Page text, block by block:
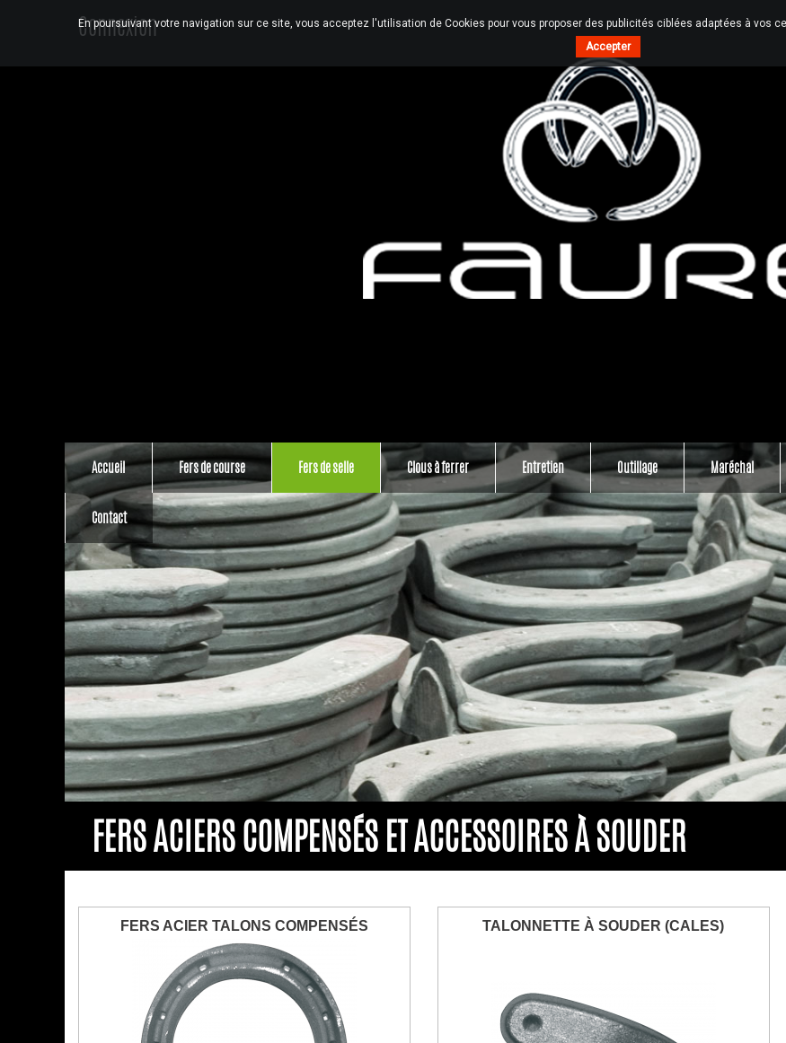
Connexion
Accueil Fers de course Fers de selle Clous à ferrer Entretien Outillage Maréchal
Contact
FERS ACIERS COMPENSÉS ET ACCESSOIRES À SOUDER
FERS ACIER TALONS COMPENSÉS TALONNETTE À SOUDER (CALES)
En poursuivant votre navigation sur ce site, vous acceptez l'utilisation de Cookies pour vous proposer des publicités ciblées adaptées à vos
Accepter